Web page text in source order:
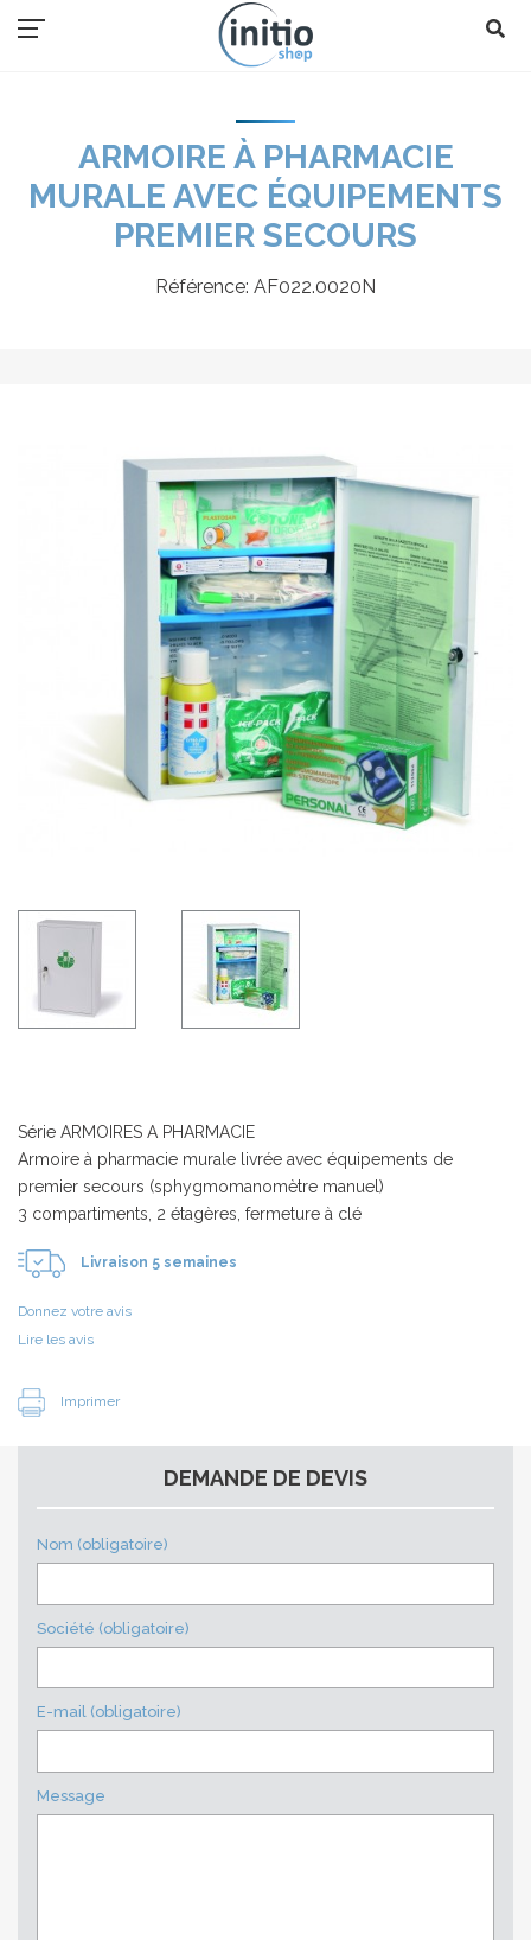
ARMOIRE À PHARMACIE
MURALE AVEC ÉQUIPEMENTS
PREMIER SECOURS
Référence: AF022.0020N
Série ARMOIRES A PHARMACIE
Armoire à pharmacie murale livrée avec équipements de
premier secours (sphygmomanomètre manuel)
3 compartiments, 2 étagères, fermeture à clé
Livraison 5 semaines
Donnez votre avis
Lire les avis
Imprimer
DEMANDE DE DEVIS
Nom (obligatoire)
Société (obligatoire)
E-mail (obligatoire)
Message